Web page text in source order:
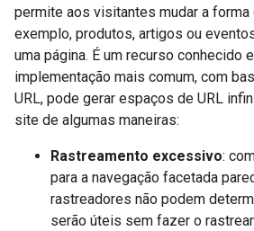
permite aos visitantes mudar a
exemplo, produtos, artigos ou
uma página. É um recurso conhecido
implementação mais comum, com
URL, pode gerar espaços de URL
site de algumas maneiras:
Rastreamento excessivo:
para a navegação facetada
rastreadores não podem
serão úteis sem fazer o